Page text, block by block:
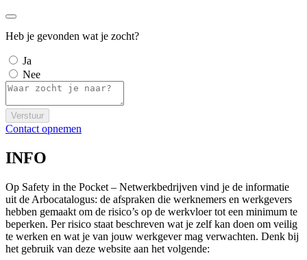
Heb je gevonden wat je zocht?
Ja
Nee
Verstuur
Contact opnemen
INFO
Op Safety in the Pocket – Netwerkbedrijven vind je de informatie
uit de Arbocatalogus: de afspraken die werknemers en werkgevers
hebben gemaakt om de risico’s op de werkvloer tot een minimum te
beperken. Per risico staat beschreven wat je zelf kan doen om veilig
te werken en wat je van jouw werkgever mag verwachten. Denk bij
het gebruik van deze website aan het volgende: